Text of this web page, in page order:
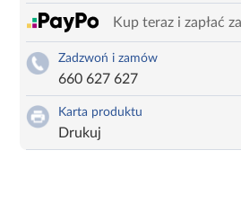
Kup teraz i zapłać
Zadzwoń i zamów
660 627 627
Karta produktu
Drukuj